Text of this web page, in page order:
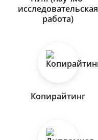
исследовательская
работа)
Копирайтинг